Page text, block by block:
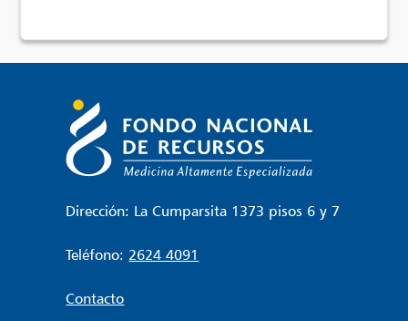
Dirección: La Cumparsita 1373 pisos 6 y 7
Teléfono: 2624 4091
Contacto